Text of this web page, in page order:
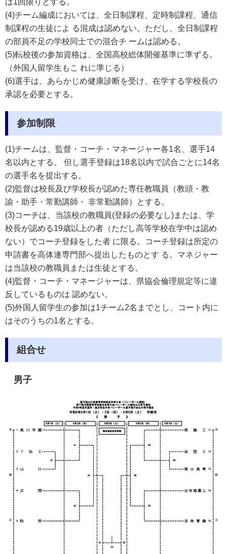
は1回限りとする。
(4)チーム編成においては、全日制課程、定時制課程、通信
制課程の生徒によ る混成は認めない。ただし、全日制課程
の部員不足の学校同士での混合チ ームは認める。
(5)転校後の参加資格は、全国高校総体開催基準に準ずる。
（外国人留学生もこ れに準じる）
(6)選手は、あらかじめ健康診断を受け、在学する学校長の
承認を必要とする。
参加制限
(1)チームは、監督・コーチ・マネージャー各1名、選手14
名以内とする。 但し選手登録は18名以内で試合ごとに14名
の選手名を提出する。
(2)監督は校長及び学校長が認めた専任教職員（教頭・教
諭・助手・常勤講師・ 非常勤講師）とする。
(3)コーチは、当該校の教職員(登録の必要なし)または、学
校長が認める19歳以上の者（ただし高等学校在学中は認め
ない）でコーチ登録をした者 に限る。コーチ登録は所定の
申請書を高体連専門部へ提出したものとす る。マネジャー
は当該校の教職員または生徒とする。
(4)監督・コーチ・マネージャーは、県協会倫理規定等に違
反しているものは 認めない。
(5)外国人留学生の参加は1チーム2名までとし、コート内に
はそのうちの1名とする。
組合せ
男子